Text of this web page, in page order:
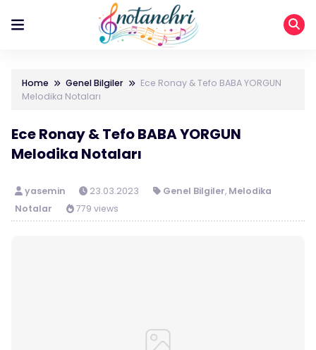
Home Genel Bilgiler
Ece Ronay & Tefo BABA YORGUN
Melodika Notaları
Ece Ronay & Tefo BABA YORGUN
Melodika Notaları
yasemin 23.03.2023 Genel Bilgiler, Melodika
Notalar
779 views